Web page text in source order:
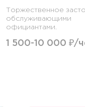
Торжественное
обслуживающими
официантами.
1 500-10 000 ₽/